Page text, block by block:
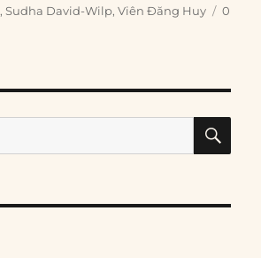
,Sudha David-Wilp,Viên Đăng Huy
0